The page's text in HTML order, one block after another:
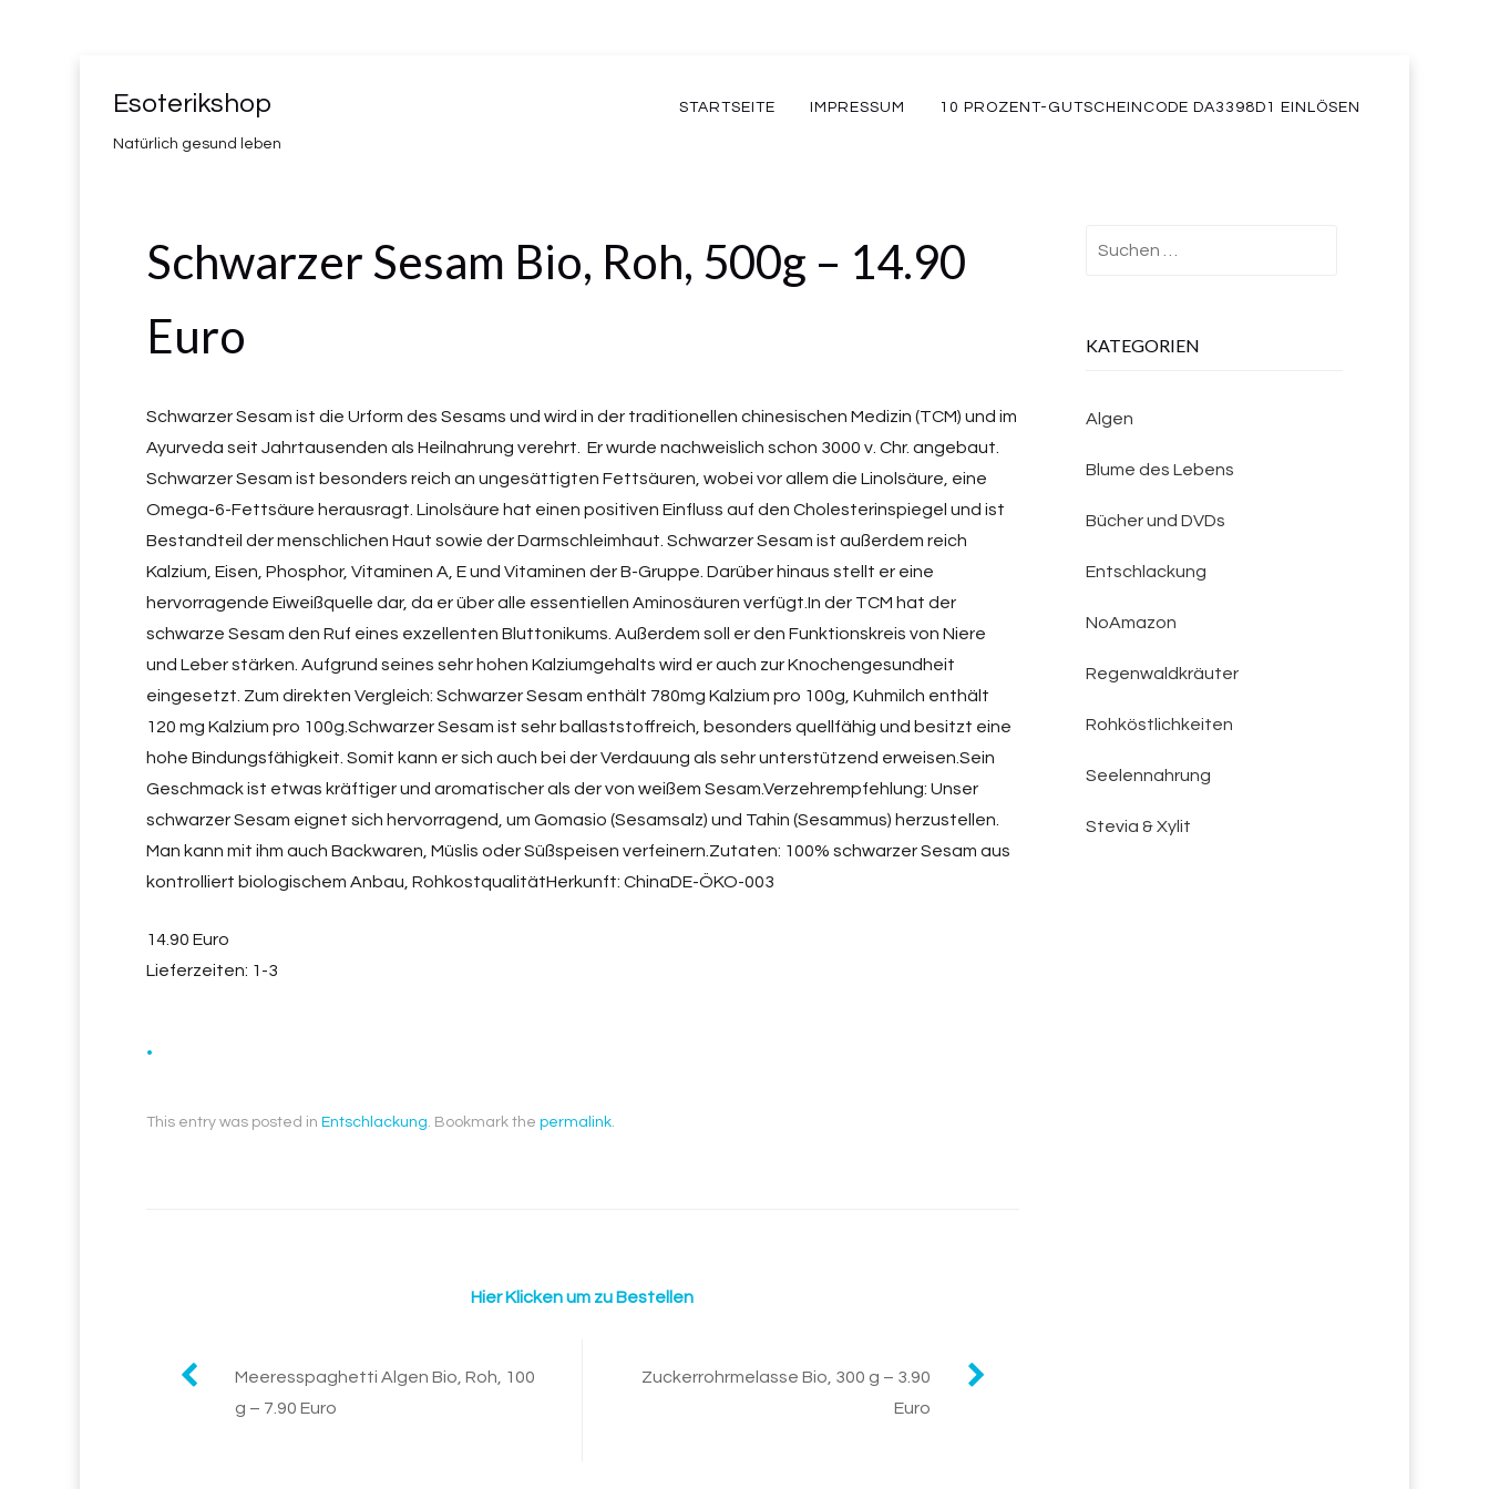
Esoterikshop
Natürlich gesund leben
STARTSEITE IMPRESSUM 10 PROZENT-GUTSCHEINCODE DA3398D1 EINLÖSEN
Schwarzer Sesam Bio, Roh, 500g – 14.90
Euro
Schwarzer Sesam ist die Urform des Sesams und wird in der traditionellen chinesischen Medizin (TCM) und im
Ayurveda seit Jahrtausenden als Heilnahrung verehrt. Er wurde nachweislich schon 3000 v. Chr. angebaut.
Schwarzer Sesam ist besonders reich an ungesättigten Fettsäuren, wobei vor allem die Linolsäure, eine
Omega-6-Fettsäure herausragt. Linolsäure hat einen positiven Einfluss auf den Cholesterinspiegel und ist
Bestandteil der menschlichen Haut sowie der Darmschleimhaut. Schwarzer Sesam ist außerdem reich
Kalzium, Eisen, Phosphor, Vitaminen A, E und Vitaminen der B-Gruppe. Darüber hinaus stellt er eine
hervorragende Eiweißquelle dar, da er über alle essentiellen Aminosäuren verfügt.In der TCM hat der
schwarze Sesam den Ruf eines exzellenten Bluttonikums. Außerdem soll er den Funktionskreis von Niere
und Leber stärken. Aufgrund seines sehr hohen Kalziumgehalts wird er auch zur Knochengesundheit
eingesetzt. Zum direkten Vergleich: Schwarzer Sesam enthält 780mg Kalzium pro 100g, Kuhmilch enthält
120 mg Kalzium pro 100g.Schwarzer Sesam ist sehr ballaststoffreich, besonders quellfähig und besitzt eine
hohe Bindungsfähigkeit. Somit kann er sich auch bei der Verdauung als sehr unterstützend erweisen.Sein
Geschmack ist etwas kräftiger und aromatischer als der von weißem Sesam.Verzehrempfehlung: Unser
schwarzer Sesam eignet sich hervorragend, um Gomasio (Sesamsalz) und Tahin (Sesammus) herzustellen.
Man kann mit ihm auch Backwaren, Müslis oder Süßspeisen verfeinern.Zutaten: 100% schwarzer Sesam aus
kontrolliert biologischem Anbau, RohkostqualitätHerkunft: ChinaDE-ÖKO-003
14.90 Euro
Lieferzeiten: 1-3
.
This entry was posted in Entschlackung. Bookmark the permalink.
Hier Klicken um zu Bestellen
Post
navigation
Meeresspaghetti Algen Bio, Roh, 100
g – 7.90 Euro
Zuckerrohrmelasse Bio, 300 g – 3.90
Euro
KATEGORIEN
Algen
Blume des Lebens
Bücher und DVDs
Entschlackung
NoAmazon
Regenwaldkräuter
Rohköstlichkeiten
Seelennahrung
Stevia & Xylit